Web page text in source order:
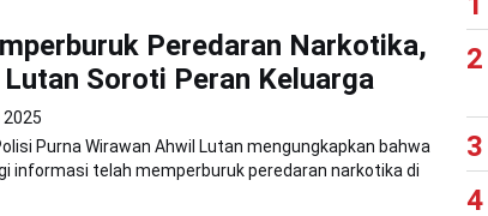
Peredaran Narkotika,
Soroti Peran Keluarga
Purna Wirawan Ahwil Lutan mengungkapkan bahwa
informasi telah memperburuk peredaran narkotika di